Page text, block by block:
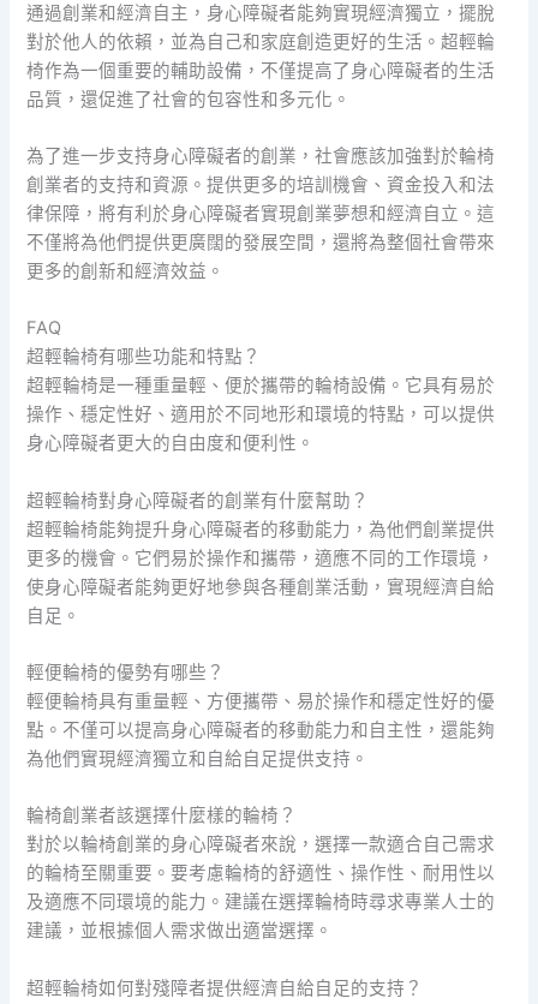
通過創業和經濟自主，身心障礙者能夠實現經濟獨立，擺脫
對於他人的依賴，並為自己和家庭創造更好的生活。超輕輪
椅作為一個重要的輔助設備，不僅提高了身心障礙者的生活
品質，還促進了社會的包容性和多元化。
為了進一步支持身心障礙者的創業，社會應該加強對於輪椅
創業者的支持和資源。提供更多的培訓機會、資金投入和法
律保障，將有利於身心障礙者實現創業夢想和經濟自立。這
不僅將為他們提供更廣闊的發展空間，還將為整個社會帶來
更多的創新和經濟效益。
FAQ
超輕輪椅有哪些功能和特點？
超輕輪椅是一種重量輕、便於攜帶的輪椅設備。它具有易於
操作、穩定性好、適用於不同地形和環境的特點，可以提供
身心障礙者更大的自由度和便利性。
超輕輪椅對身心障礙者的創業有什麼幫助？
超輕輪椅能夠提升身心障礙者的移動能力，為他們創業提供
更多的機會。它們易於操作和攜帶，適應不同的工作環境，
使身心障礙者能夠更好地參與各種創業活動，實現經濟自給
自足。
輕便輪椅的優勢有哪些？
輕便輪椅具有重量輕、方便攜帶、易於操作和穩定性好的優
點。不僅可以提高身心障礙者的移動能力和自主性，還能夠
為他們實現經濟獨立和自給自足提供支持。
輪椅創業者該選擇什麼樣的輪椅？
對於以輪椅創業的身心障礙者來說，選擇一款適合自己需求
的輪椅至關重要。要考慮輪椅的舒適性、操作性、耐用性以
及適應不同環境的能力。建議在選擇輪椅時尋求專業人士的
建議，並根據個人需求做出適當選擇。
超輕輪椅如何對殘障者提供經濟自給自足的支持？